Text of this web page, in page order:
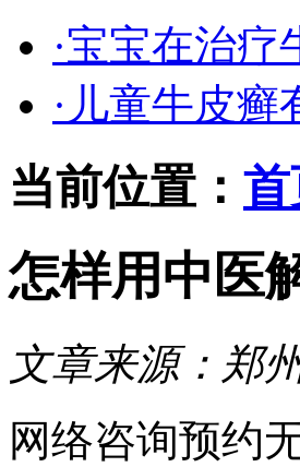
·宝宝在治疗
·儿童牛皮癣
当前位置：
怎样用中医
文章来源： 郑
网络咨询预约